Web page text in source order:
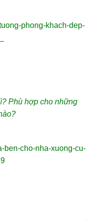
Phù hợp cho những